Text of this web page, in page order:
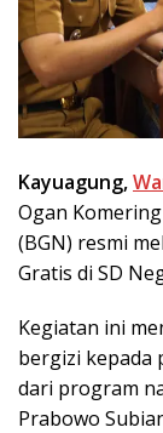
Kayuagung,
Ogan
(BGN) resmi
Gratis di SD
Kegiatan ini
bergizi kepada
dari program
Prabowo